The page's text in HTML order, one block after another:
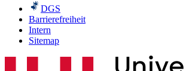
DGS
Barrierefreiheit
Intern
Sitemap